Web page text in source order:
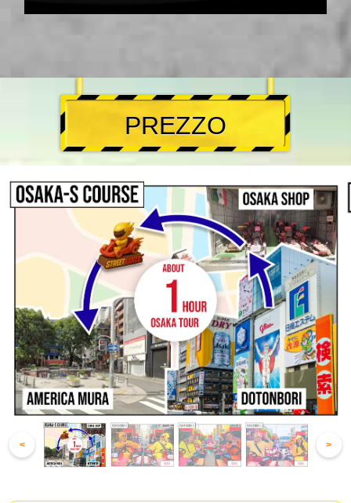
PREZZO
< >